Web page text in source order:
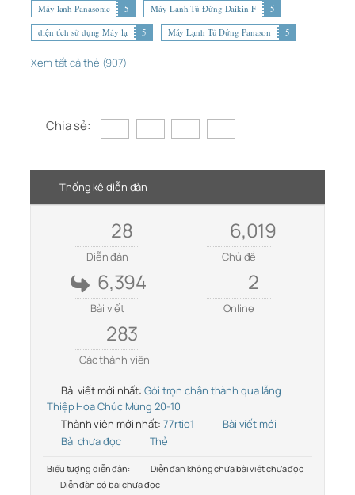
Máy lạnh Panasonic
5 Máy Lạnh Tủ Đứng Daikin F
5
diện tích sử dụng Máy lạ
5 Máy Lạnh Tủ Đứng Panason 5
Xem tất cả thẻ (907)
Chia sẻ:
Thống kê diễn đàn
28
Diễn đàn
6,019
Chủ đề
6,394
Bài viết
2
Online
283
Các thành viên
Bài viết mới nhất: Gói trọn chân thành qua lẵng
Thiệp Hoa Chúc Mừng 20-10
Thành viên mới nhất: 77rtio1
Bài viết mới
Bài chưa đọc
Thẻ
Biểu tượng diễn đàn:
Diễn đàn không chứa bài viết chưa đọc
Diễn đàn có bài chưa đọc